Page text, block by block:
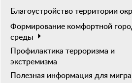
Благоустройство территории
Формирование комфортной
среды
Профилактика терроризма и
экстремизма
Полезная информация для